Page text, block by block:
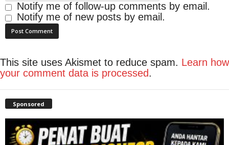
Notify me of follow-up comments by email.
Notify me of new posts by email.
This site uses Akismet to reduce spam. Learn how
your comment data is processed.
Sponsored